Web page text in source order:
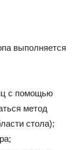
выполняется
с помощью
метод
стола);